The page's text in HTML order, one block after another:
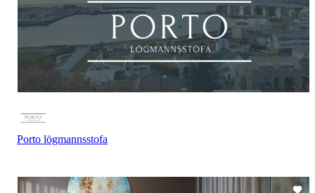
Porto lögmannsstofa